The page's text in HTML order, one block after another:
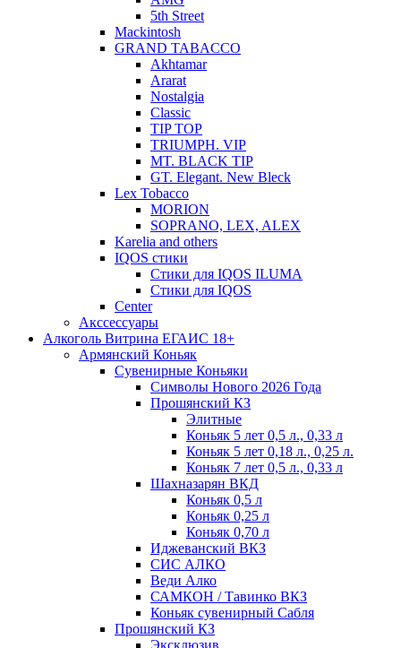
5th Street
Mackintosh
GRAND TABACCO
Akhtamar
Ararat
Nostalgia
Classic
TIP TOP
TRIUMPH. VIP
MT. BLACK TIP
GT. Elegant. New Bleck
Lex Tobacco
MORION
SOPRANO, LEX, ALEX
Karelia and others
IQOS стики
Стики для IQOS ILUMA
Стики для IQOS
Сenter
Акссессуары
Алкоголь Витрина ЕГАИС 18+
Армянский Коньяк
Сувенирные Коньяки
Символы Нового 2026 Года
Прошянский КЗ
Элитные
Коньяк 5 лет 0,5 л., 0,33 л
Коньяк 5 лет 0,18 л., 0,25 л.
Коньяк 7 лет 0,5 л., 0,33 л
Шахназарян ВКД
Коньяк 0,5 л
Коньяк 0,25 л
Коньяк 0,70 л
Иджеванский ВКЗ
СИС АЛКО
Веди Алко
САМКОН / Тавинко ВКЗ
Коньяк сувенирный Сабля
Прошянский КЗ
Эксклюзив